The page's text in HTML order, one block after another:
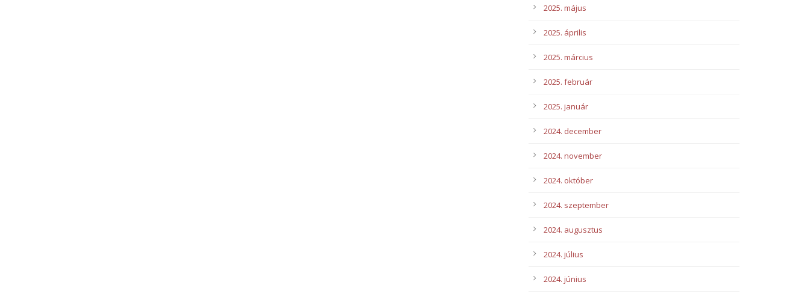
2025. május
2025. április
2025. március
2025. február
2025. január
2024. december
2024. november
2024. október
2024. szeptember
2024. augusztus
2024. július
2024. június